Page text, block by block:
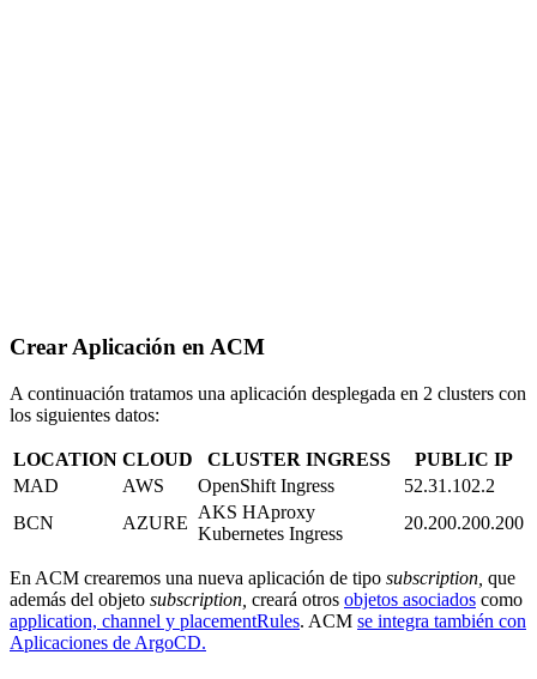
Crear Aplicación en ACM
A continuación tratamos una aplicación desplegada en 2 clusters con
los siguientes datos:
LOCATION CLOUD CLUSTER INGRESS
PUBLIC IP
MAD
AWS OpenShift Ingress
52.31.102.2
BCN
AZURE
AKS HAproxy
Kubernetes Ingress
20.200.200.200
En ACM crearemos una nueva aplicación de tipo subscription, que
además del objeto subscription, creará otros objetos asociados como
application, channel y placementRules. ACM se integra también con
Aplicaciones de ArgoCD.